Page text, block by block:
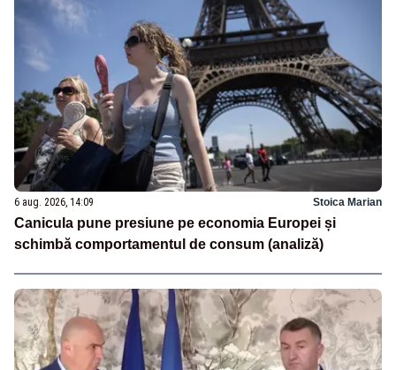
6 aug. 2026, 14:09 Stoica Marian
Canicula pune presiune pe economia Europei și
schimbă comportamentul de consum (analiză)